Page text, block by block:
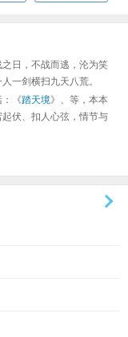
日，不战而逃，沦为笑
一剑横扫九天八荒。
《踏天境》、等，本本
伏、扣人心弦，情节与